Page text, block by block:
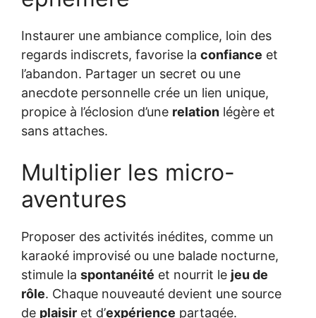
Instaurer une ambiance complice, loin des
regards indiscrets, favorise la confiance et
l’abandon. Partager un secret ou une
anecdote personnelle crée un lien unique,
propice à l’éclosion d’une relation légère et
sans attaches.
Multiplier les micro-
aventures
Proposer des activités inédites, comme un
karaoké improvisé ou une balade nocturne,
stimule la spontanéité et nourrit le jeu de
rôle. Chaque nouveauté devient une source
de plaisir et d’expérience partagée.